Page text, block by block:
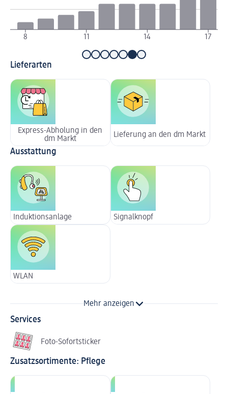
8 11 14 17
Lieferarten
Express-Abholung in den
dm Markt
Lieferung an den dm Markt
Ausstattung
Induktionsanlage Signalknopf
WLAN
Mehr anzeigen
Services
Foto-Sofortsticker
Zusatzsortimente: Pflege